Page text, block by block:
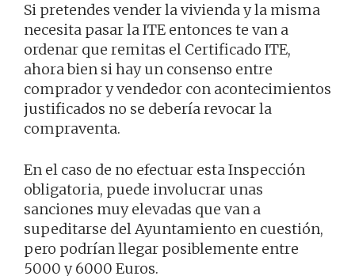
Si pretendes vender la vivienda y la misma
necesita pasar la ITE entonces te van a
ordenar que remitas el Certificado ITE,
ahora bien si hay un consenso entre
comprador y vendedor con acontecimientos
justificados no se debería revocar la
compraventa.
En el caso de no efectuar esta Inspección
obligatoria, puede involucrar unas
sanciones muy elevadas que van a
supeditarse del Ayuntamiento en cuestión,
pero podrían llegar posiblemente entre
5000 y 6000 Euros.